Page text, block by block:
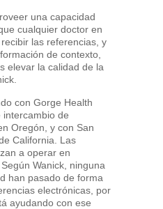
una capacidad
cualquier doctor en
las referencias, y
de contexto,
elevar la calidad de la
con Gorge Health
de
Oregón, y con San
California. Las
a operar en
Wanick, ninguna
han pasado de forma
electrónicas, por
ayudando con ese